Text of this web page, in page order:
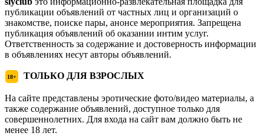
публикации объявлений от частных лиц и организаций о
знакомстве, поиске пары, анонсе мероприятия. Запрещена
публикация объявлений об оказании интим услуг.
Ответственность за содержание и достоверность информации
в объявлениях несут авторы объявлений.
18+ ТОЛЬКО ДЛЯ ВЗРОСЛЫХ
На сайте представлены эротические фото/видео материалы, а
также содержание объявлений, доступное только для
совершеннолетних. Для входа на сайт вам должно быть не
менее 18 лет.